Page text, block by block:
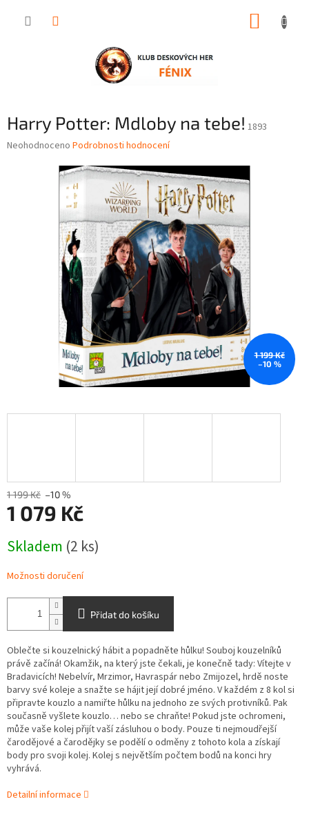
Harry Potter: Mdloby na tebe! 1893
Průměrné
Neohodnoceno Podrobnosti hodnocení
1 199 Kč
–10 %
1 199 Kč –10 %
1 079 Kč
cena:
Skladem (2 ks)
Možnosti doručení
Přidat do košíku
Oblečte si kouzelnický hábit a popadněte hůlku! Souboj kouzelníků
právě začíná! Okamžik, na který jste čekali, je konečně tady: Vítejte v
Bradavicích! Nebelvír, Mrzimor, Havraspár nebo Zmijozel, hrdě noste
barvy své koleje a snažte se hájit její dobré jméno. V každém z 8 kol si
připravte kouzlo a namiřte hůlku na jednoho ze svých protivníků. Pak
současně vyšlete kouzlo… nebo se chraňte! Pokud jste ochromeni,
může vaše kolej přijít vaší zásluhou o body. Pouze ti nejmoudřejší
čarodějové a čarodějky se podělí o odměny z tohoto kola a získají
body pro svoji kolej. Kolej s největším počtem bodů na konci hry
vyhrává.
Detailní informace